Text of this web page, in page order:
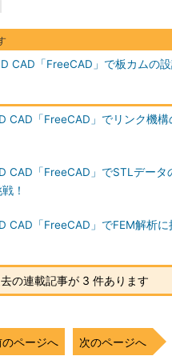
CAD「FreeCAD」で板カムの
CAD「FreeCAD」でリンク機構
CAD「FreeCAD」でSTLデータ
！
CAD「FreeCAD」でFEM解析に
の連載記事が 3 件あります
のページへ 次のページへ